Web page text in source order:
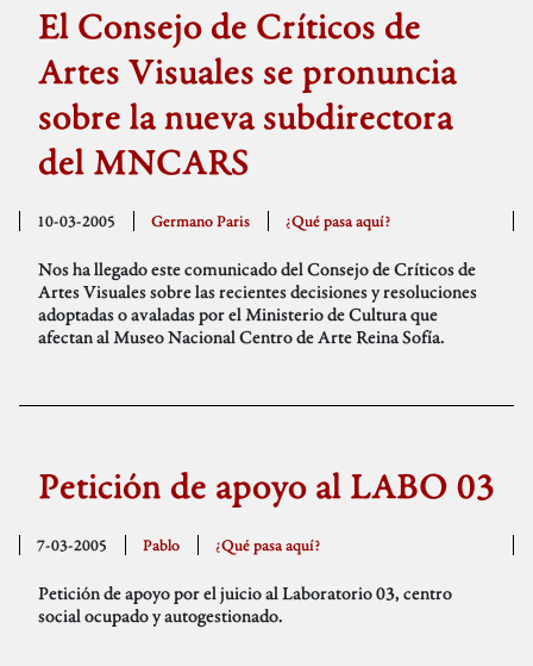
El Consejo de Críticos de
Artes Visuales se pronuncia
sobre la nueva subdirectora
del MNCARS
10-03-2005 Germano Paris ¿Qué pasa aquí?
Nos ha llegado este comunicado del Consejo de Críticos de
Artes Visuales sobre las recientes decisiones y resoluciones
adoptadas o avaladas por el Ministerio de Cultura que
afectan al Museo Nacional Centro de Arte Reina Sofía.
Petición de apoyo al LABO 03
7-03-2005 Pablo ¿Qué pasa aquí?
Petición de apoyo por el juicio al Laboratorio 03, centro
social ocupado y autogestionado.